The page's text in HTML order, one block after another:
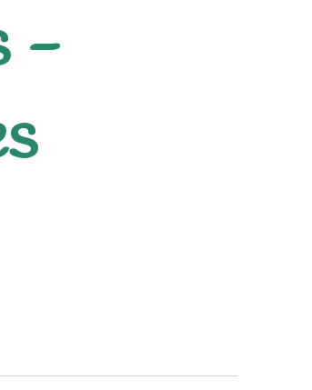
-